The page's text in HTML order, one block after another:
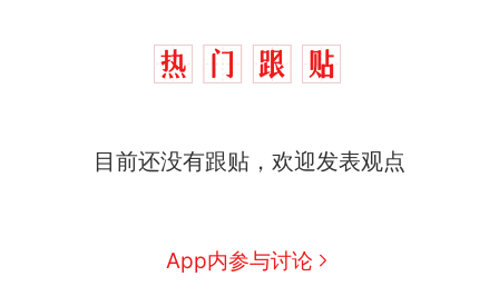
目前还没有跟贴，欢迎发表观点
App内参与讨论
新 全球唯一没有法定首都的国
家，刚改国名，总统就邀请中